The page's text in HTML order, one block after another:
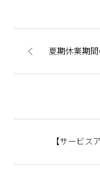
夏期休業期間